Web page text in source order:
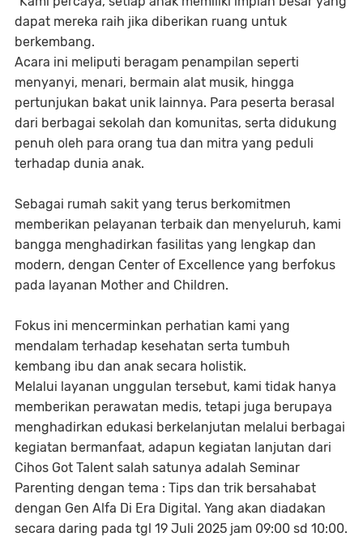
dapat mereka raih jika diberikan ruang untuk
berkembang.
Acara ini meliputi beragam penampilan seperti
menyanyi, menari, bermain alat musik, hingga
pertunjukan bakat unik lainnya. Para peserta berasal
dari berbagai sekolah dan komunitas, serta didukung
penuh oleh para orang tua dan mitra yang peduli
terhadap dunia anak.
Sebagai rumah sakit yang terus berkomitmen
memberikan pelayanan terbaik dan menyeluruh, kami
bangga menghadirkan fasilitas yang lengkap dan
modern, dengan Center of Excellence yang berfokus
pada layanan Mother and Children.
Fokus ini mencerminkan perhatian kami yang
mendalam terhadap kesehatan serta tumbuh
kembang ibu dan anak secara holistik.
Melalui layanan unggulan tersebut, kami tidak hanya
memberikan perawatan medis, tetapi juga berupaya
menghadirkan edukasi berkelanjutan melalui berbagai
kegiatan bermanfaat, adapun kegiatan lanjutan dari
Cihos Got Talent salah satunya adalah Seminar
Parenting dengan tema : Tips dan trik bersahabat
dengan Gen Alfa Di Era Digital. Yang akan diadakan
secara daring pada tgl 19 Juli 2025 jam 09:00 sd 10:00.